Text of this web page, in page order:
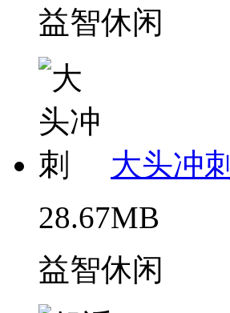
益智休闲
大头冲刺
28.67MB
益智休闲